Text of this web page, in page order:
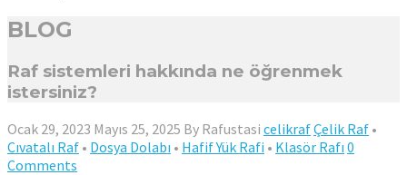
BLOG
Raf sistemleri hakkında ne öğrenmek
istersiniz?
Ocak 29, 2023 Mayıs 25, 2025 By Rafustasi celikrafÇelik Raf •
Cıvatalı Raf • Dosya Dolabı • Hafif Yük Rafi • Klasör Rafı 0
Comments